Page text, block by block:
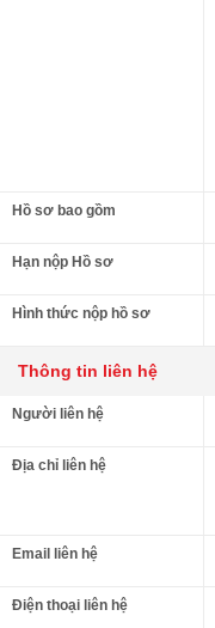
Hồ sơ bao gồm
Hạn nộp Hồ sơ
Hình thức nộp hồ sơ
Thông tin liên hệ
Người liên hệ
Địa chỉ liên hệ
Email liên hệ
Điện thoại liên hệ